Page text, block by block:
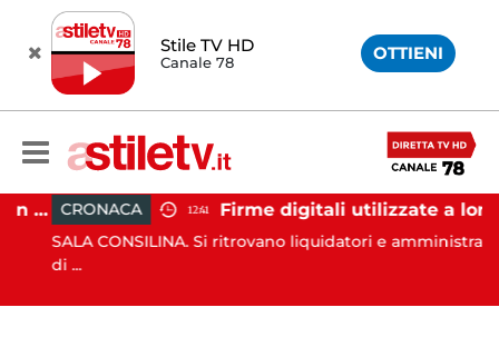
Stile TV HD
Canale 78 OTTIENI
Tramonti, 19 scout dispersi in montagna salvati dai vigili del fuoco CRONACA 12:41 Firme digitali utilizzate a loro insaputa: 9 indagati nel Vallo di Diano
SALA CONSILINA. Si ritrovano liquidatori e amministratori
di ...